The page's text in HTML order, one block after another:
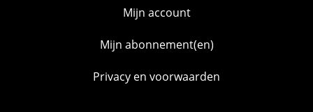
Mijn account
Mijn abonnement(en)
Privacy en voorwaarden